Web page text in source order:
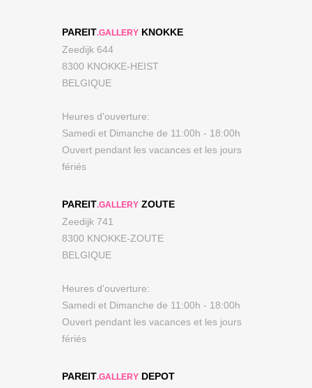
PAREIT.GALLERY KNOKKE
Zeedijk 644
8300 KNOKKE-HEIST
BELGIQUE
Heures d'ouverture:
Samedi et Dimanche de 11:00h - 18:00h
Ouvert pendant les vacances et les jours
fériés
PAREIT.GALLERY ZOUTE
Zeedijk 741
8300 KNOKKE-ZOUTE
BELGIQUE
Heures d'ouverture:
Samedi et Dimanche de 11:00h - 18:00h
Ouvert pendant les vacances et les jours
fériés
PAREIT.GALLERY DEPOT